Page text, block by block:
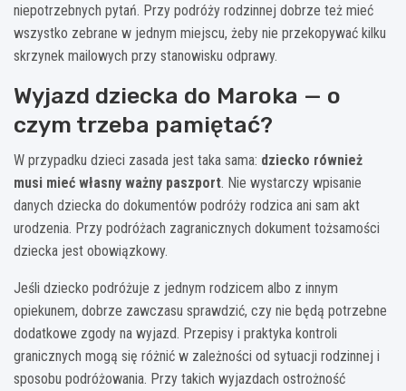
niepotrzebnych pytań. Przy podróży rodzinnej dobrze też mieć
wszystko zebrane w jednym miejscu, żeby nie przekopywać kilku
skrzynek mailowych przy stanowisku odprawy.
Wyjazd dziecka do Maroka — o
czym trzeba pamiętać?
W przypadku dzieci zasada jest taka sama: dziecko również
musi mieć własny ważny paszport. Nie wystarczy wpisanie
danych dziecka do dokumentów podróży rodzica ani sam akt
urodzenia. Przy podróżach zagranicznych dokument tożsamości
dziecka jest obowiązkowy.
Jeśli dziecko podróżuje z jednym rodzicem albo z innym
opiekunem, dobrze zawczasu sprawdzić, czy nie będą potrzebne
dodatkowe zgody na wyjazd. Przepisy i praktyka kontroli
granicznych mogą się różnić w zależności od sytuacji rodzinnej i
sposobu podróżowania. Przy takich wyjazdach ostrożność